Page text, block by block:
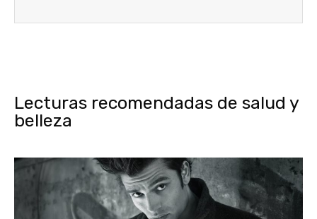
Lecturas recomendadas de salud y
belleza